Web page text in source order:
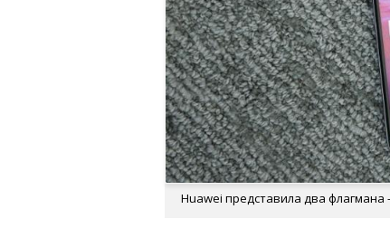
Huawei представила два флагмана -